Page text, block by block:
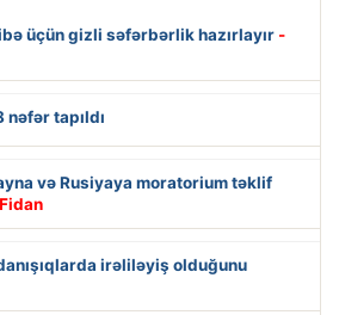
üçün gizli səfərbərlik hazırlayır -
tapıldı
və Rusiyaya moratorium təklif
irəliləyiş olduğunu